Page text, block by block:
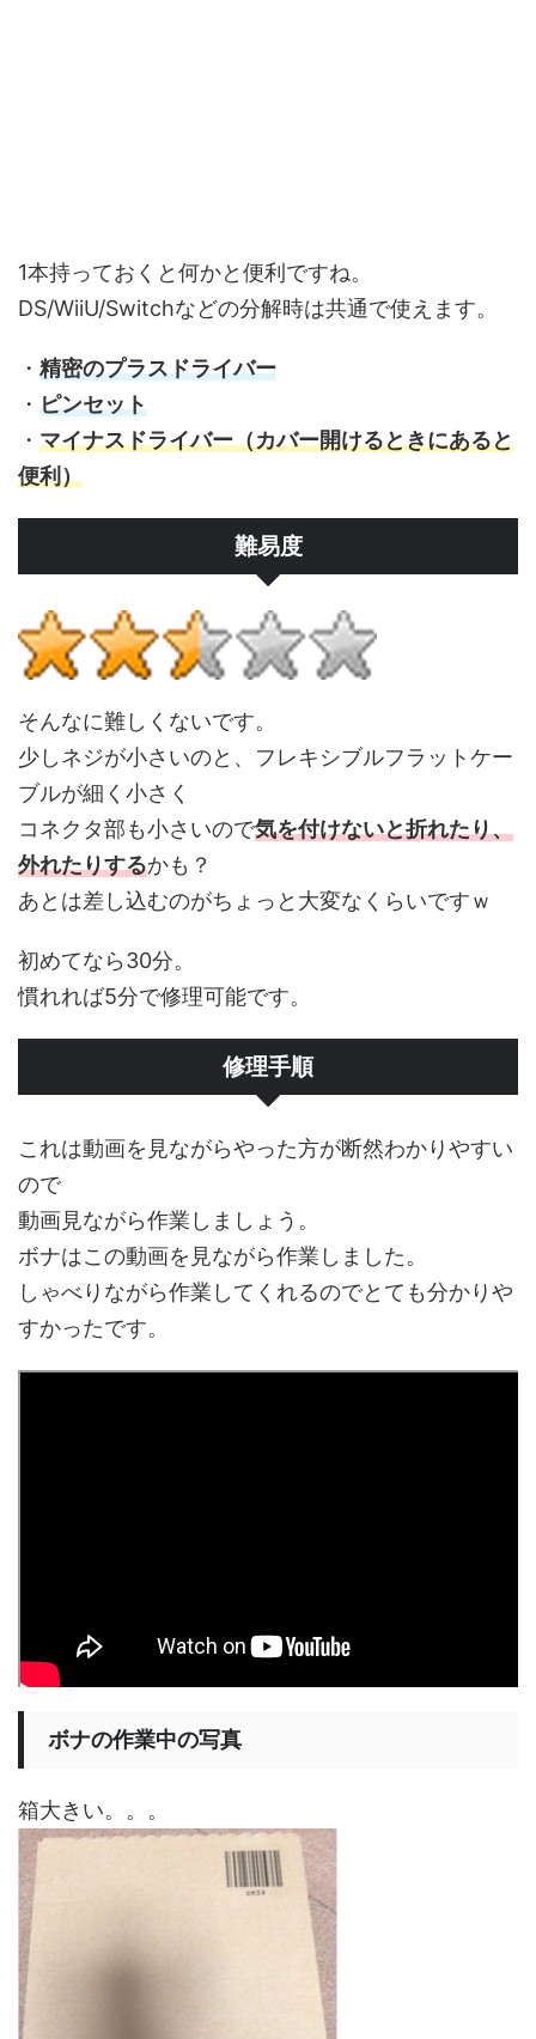
1本持っておくと何かと便利ですね。
DS/WiiU/Switchなどの分解時は共通で使えます。
・ 精密のプラスドライバー
・ ピンセット
・ マイナスドライバー（カバー開けるときにあると
便利）
難易度
そんなに難しくないです。
少しネジが小さいのと、フレキシブルフラットケー
ブルが細く小さく
コネクタ部も小さいので気を付けないと折れたり、
外れたりするかも？
あとは差し込むのがちょっと大変なくらいですｗ
初めてなら30分。
慣れれば5分で修理可能です。
修理手順
これは動画を見ながらやった方が断然わかりやすい
ので
動画見ながら作業しましょう。
ボナはこの動画を見ながら作業しました。
しゃべりながら作業してくれるのでとても分かりや
すかったです。
ボナの作業中の写真
箱大きい。。。